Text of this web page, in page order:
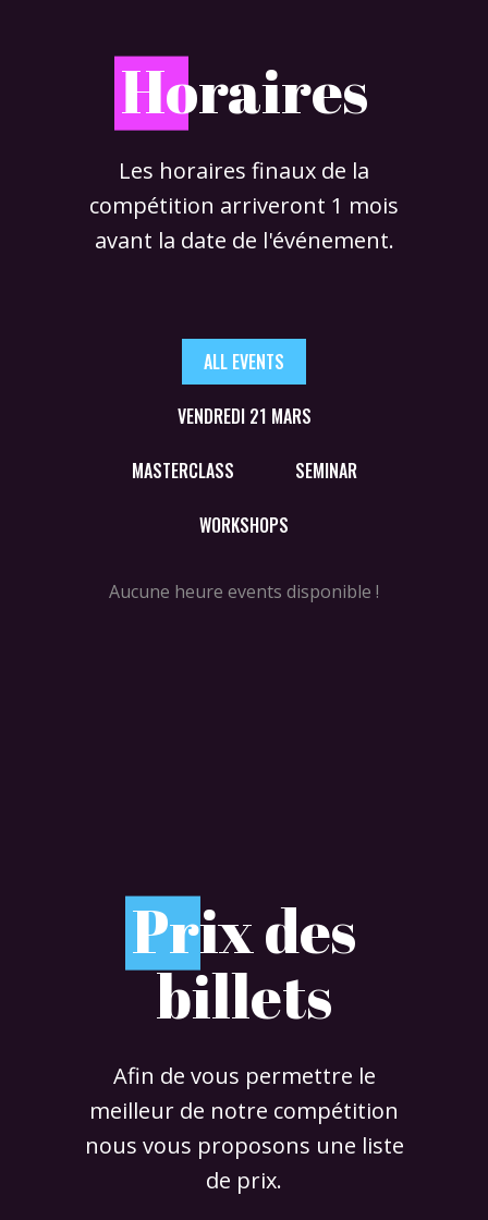
Horaires
Les horaires finaux de la
compétition arriveront 1 mois
avant la date de l'événement.
ALL EVENTS
VENDREDI 21 MARS
MASTERCLASS SEMINAR
WORKSHOPS
Aucune heure events disponible !
Prix des
billets
Afin de vous permettre le
meilleur de notre compétition
nous vous proposons une liste
de prix.